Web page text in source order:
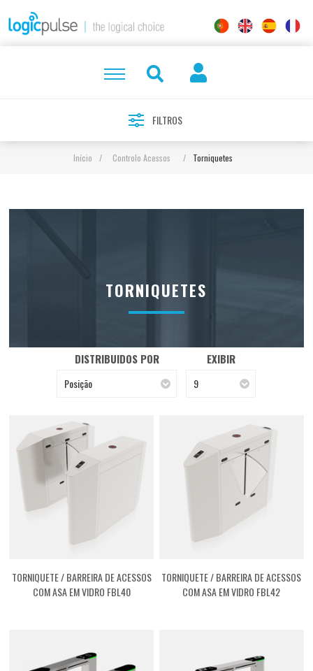
FILTROS
Início / Controlo Acessos / Torniquetes
TORNIQUETES
DISTRIBUIDOS POR
Posição
EXIBIR
9
TORNIQUETE / BARREIRA DE ACESSOS
COM ASA EM VIDRO FBL40
TORNIQUETE / BARREIRA DE ACESSOS
COM ASA EM VIDRO FBL42